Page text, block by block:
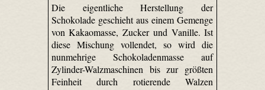
Die eigentliche Herstellung der
Schokolade geschieht aus einem Gemenge
von Kakaomasse, Zucker und Vanille. Ist
diese Mischung vollendet, so wird die
nunmehrige Schokoladenmasse auf
Zylinder-Walzmaschinen bis zur größten
Feinheit durch rotierende Walzen